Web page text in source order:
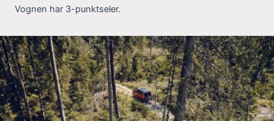
Vognen har 3-punktseler.